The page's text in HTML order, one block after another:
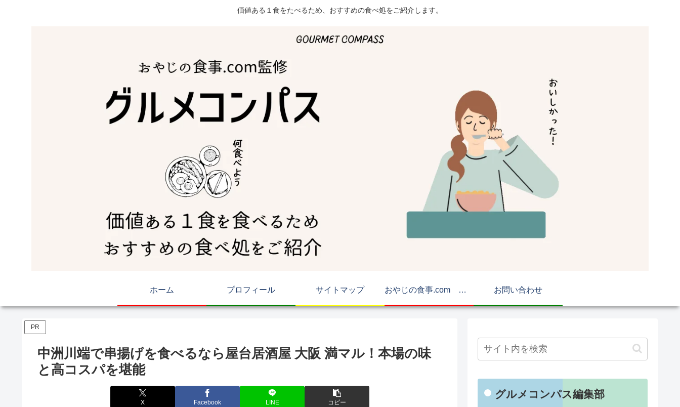
価値ある１食をたべるため、おすすめの食べ処をご紹介します。
ホーム プロフィール サイトマップ おやじの食事.com マップ お問い合わせ
PR
中洲川端で串揚げを食べるなら屋台居酒屋 大阪 満マル！本場の味
と高コスパを堪能
X Facebook LINE コピー
グルメコンパス編集部